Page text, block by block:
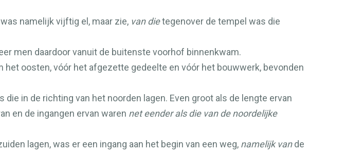
namelijk vijftig el, maar zie, van dietegenover de tempel was die
men daardoor vanuit de buitenste voorhof binnenkwam.
het oosten, vóór het afgezette gedeelte en vóór het bouwwerk, bevonden
die in de richting van het noorden lagen. Even groot als de lengte ervan
en de ingangen ervan waren net eender als die van de noordelijke
lagen, was er een ingang aan het begin van een weg, namelijk vande